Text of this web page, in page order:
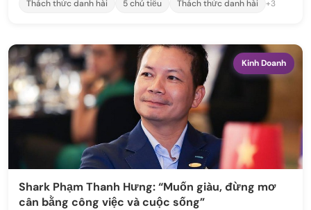
Thách thức danh hài 5 chú tiểu Thách thức danh hài +3
Kinh Doanh
Shark Phạm Thanh Hưng: “Muốn giàu, đừng mơ
cân bằng công việc và cuộc sống”